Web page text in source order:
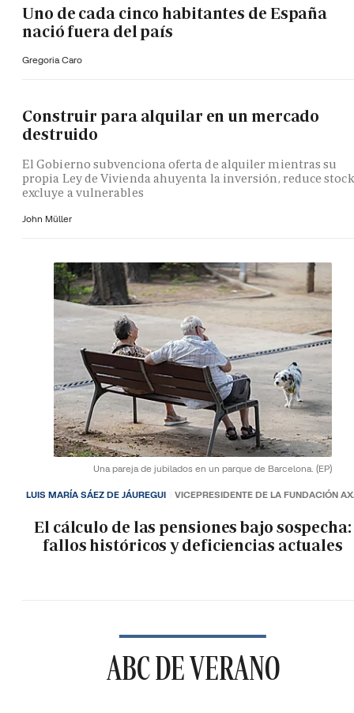
Uno de cada cinco habitantes de España
nació fuera del país
Gregoria Caro
Construir para alquilar en un mercado
destruido
El Gobierno subvenciona oferta de alquiler mientras su
propia Ley de Vivienda ahuyenta la inversión, reduce
excluye a vulnerables
John Müller
Una pareja de jubilados en un parque de Barcelona. (EP)
El cálculo de las pensiones bajo sospecha:
fallos históricos y deficiencias actuales
LUIS MARÍA SÁEZ DE JÁUREGUI VICEPRESIDENTE DE LA FUNDACIÓN
ABC DE VERANO